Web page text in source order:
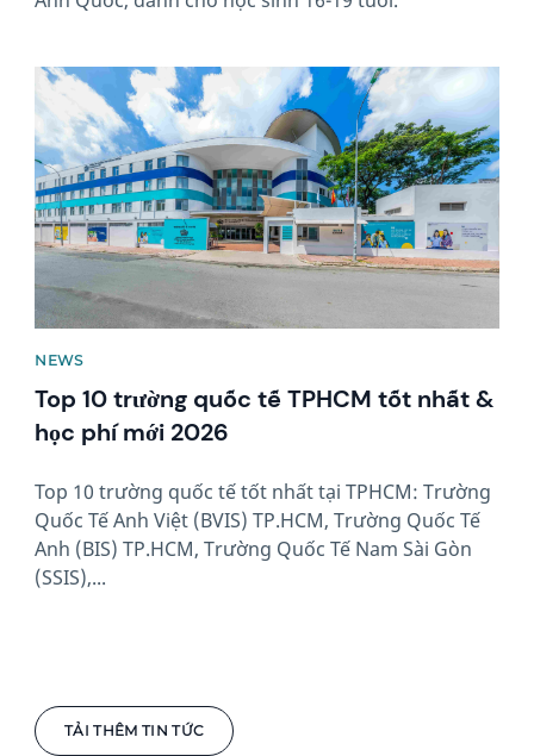
TẢI THÊM TIN TỨC
News image
NEWS
Top 10 trường quốc tế TPHCM tốt nhất &
học phí mới 2026
Top 10 trường quốc tế tốt nhất tại TPHCM: Trường
Quốc Tế Anh Việt (BVIS) TP.HCM, Trường Quốc Tế
Anh (BIS) TP.HCM, Trường Quốc Tế Nam Sài Gòn
(SSIS),...